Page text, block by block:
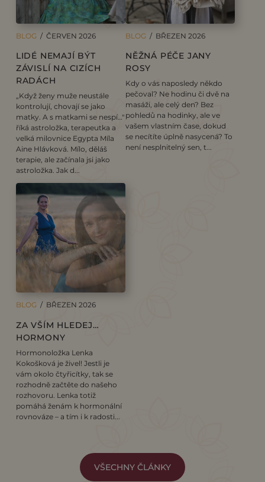
BLOG / ČERVEN 2026
LIDÉ NEMAJÍ BÝT
ZÁVISLÍ NA CIZÍCH
RADÁCH
„Když ženy muže neustále
kontrolují, chovají se jako
matky. A s matkami se nespí…"
říká astroložka, terapeutka a
velká milovnice Egypta Míla
Aine Hlávková. Mílo, děláš
terapie, ale začínala jsi jako
astroložka. Jak d...
BLOG / BŘEZEN 2026
NĚŽNÁ PÉČE JANY
ROSY
Kdy o vás naposledy někdo
pečoval? Ne hodinu či dvě na
masáži, ale celý den? Bez
pohledů na hodinky, ale ve
vašem vlastním čase, dokud
se necítíte úplně nasycená? To
není nesplnitelný sen, t...
BLOG / BŘEZEN 2026
ZA VŠÍM HLEDEJ…
HORMONY
Hormonoložka Lenka
Kokošková je živel! Jestli je
vám okolo čtyřicítky, tak se
rozhodně začtěte do našeho
rozhovoru. Lenka totiž
pomáhá ženám k hormonální
rovnováze – a tím i k radosti...
VŠECHNY ČLÁNKY